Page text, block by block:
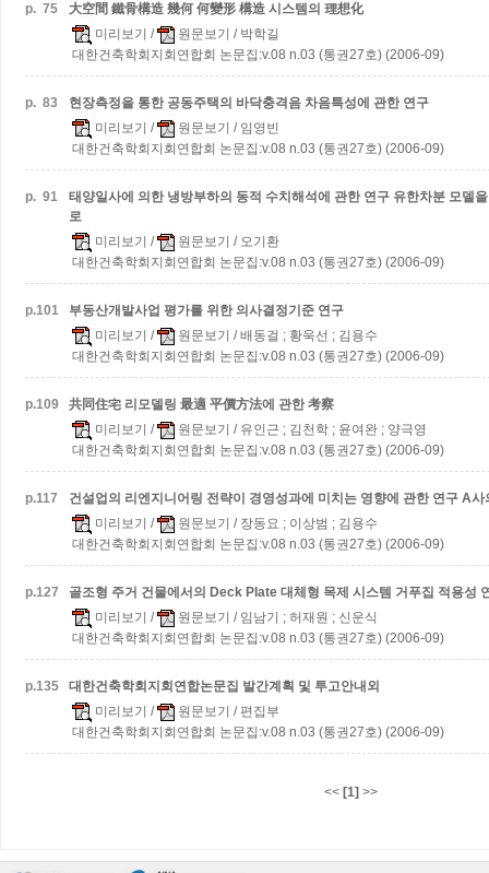
p. 75
大空間 鐵骨構造 幾何 何變形 構造 시스템의 理想化
미리보기 / 원문보기 / 박학길
대한건축학회지회연합회 논문집:v.08 n.03 (통권27호) (2006-09)
p. 83
현장측정을 통한 공동주택의 바닥충격음 차음특성에 관한 연구
미리보기 / 원문보기 / 임영빈
대한건축학회지회연합회 논문집:v.08 n.03 (통권27호) (2006-09)
p. 91 태양일사에 의한 냉방부하의 동적 수치해석에 관한 연구 유한차분 모델
로
미리보기 / 원문보기 / 오기환
대한건축학회지회연합회 논문집:v.08 n.03 (통권27호) (2006-09)
p.101
부동산개발사업 평가를 위한 의사결정기준 연구
미리보기 / 원문보기 / 배동걸 ; 황욱선 ; 김용수
대한건축학회지회연합회 논문집:v.08 n.03 (통권27호) (2006-09)
p.109
共同住宅 리모델링 最適 平價方法에 관한 考察
미리보기 / 원문보기 / 유인근 ; 김천학 ; 윤여완 ; 양극영
대한건축학회지회연합회 논문집:v.08 n.03 (통권27호) (2006-09)
p.117 건설업의 리엔지니어링 전략이 경영성과에 미치는 영향에 관한 연구 A사
미리보기 / 원문보기 / 장동요 ; 이상범 ; 김용수
대한건축학회지회연합회 논문집:v.08 n.03 (통권27호) (2006-09)
p.127
골조형 주거 건물에서의 Deck Plate 대체형 목제 시스템 거푸집 적용성
미리보기 / 원문보기 / 임남기 ; 허재원 ; 신운식
대한건축학회지회연합회 논문집:v.08 n.03 (통권27호) (2006-09)
p.135
대한건축학회지회연합논문집 발간계획 및 투고안내외
미리보기 / 원문보기 / 편집부
대한건축학회지회연합회 논문집:v.08 n.03 (통권27호) (2006-09)
<< [1] >>